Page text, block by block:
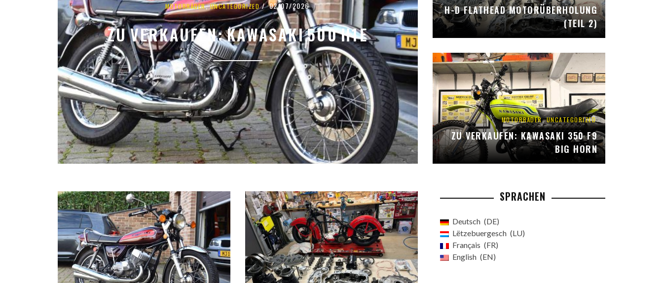
MOTORRÄDER,UNCATEGORIZED 02/07/2026
ZU VERKAUFEN: KAWASAKI 500 H1E
H-D FLATHEAD MOTORÜBERHOLUNG
(TEIL 2)
MOTORRÄDER,UNCATEGORIZED
ZU VERKAUFEN: KAWASAKI 350 F9
BIG HORN
SPRACHEN
Deutsch
DE
Lëtzebuergesch
LU
Français
FR
English
EN